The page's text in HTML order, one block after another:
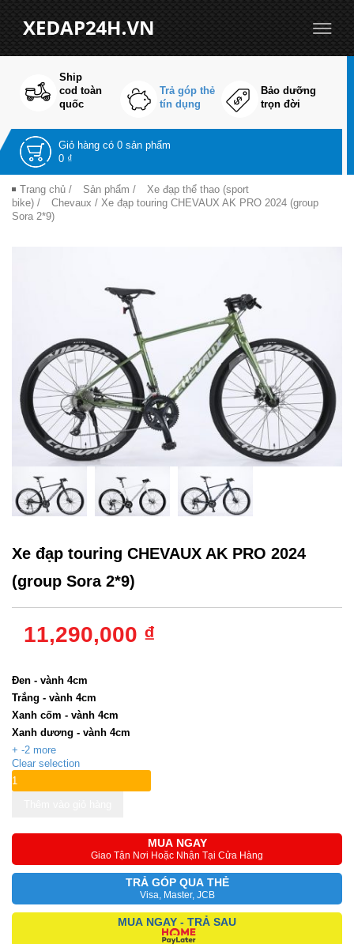
Ship
cod toàn
quốc
Trả góp thẻ
tín dụng
Bảo dưỡng
trọn đời
Giỏ hàng có 0 sản phẩm
0 ₫
Trang chủ / Sản phẩm /
Xe đạp thể thao (sport
bike) / Chevaux / Xe đạp touring CHEVAUX AK PRO 2024 (group
Sora 2*9)
Xe đạp touring CHEVAUX AK PRO 2024
(group Sora 2*9)
11,290,000 ₫
Đen - vành 4cm
Trắng - vành 4cm
Xanh cốm - vành 4cm
Xanh dương - vành 4cm
+ -2 more
Clear selection
MUA NGAY
Giao Tận Nơi Hoặc Nhận Tại Cửa Hàng
TRẢ GÓP QUA THẺ
Visa, Master, JCB
MUA NGAY - TRẢ SAU